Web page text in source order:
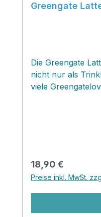
Greengate
Die Greengate
nicht nur als
viele
Regulärer Preis:
18,90 €
Preise inkl. MwSt.